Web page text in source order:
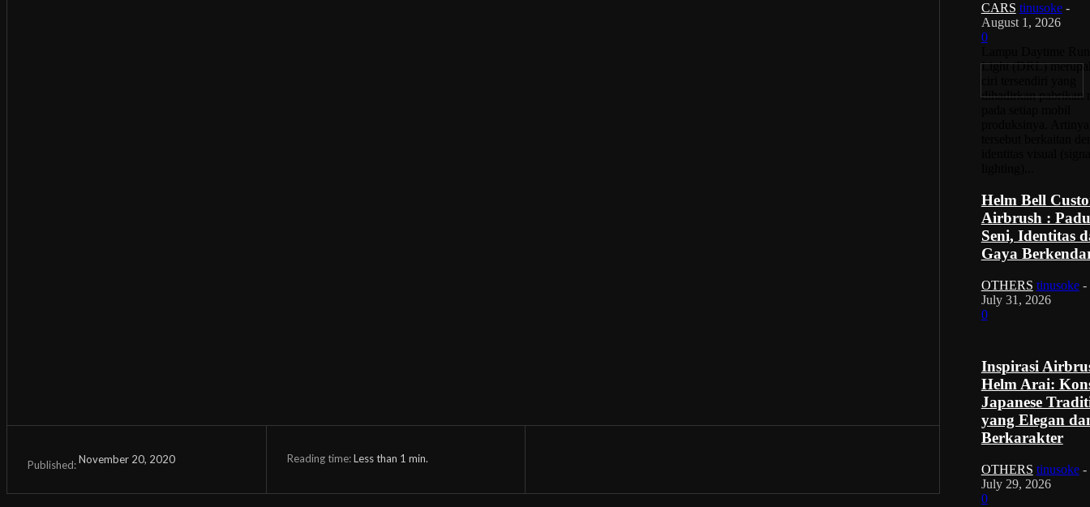
Published:November 20, 2020 Reading time:Less than 1 min.
CARS tinusoke -
August 1, 2026
0
Light (DRL)
dihadirkan pabrikan
Helm Bell
Airbrush :
Seni, Identitas
Gaya
OTHERS tinusoke -
July 31, 2026
0
Inspirasi
Helm Arai:
Japanese
yang Elegan
Berkarakter
OTHERS tinusoke -
July 29, 2026
0